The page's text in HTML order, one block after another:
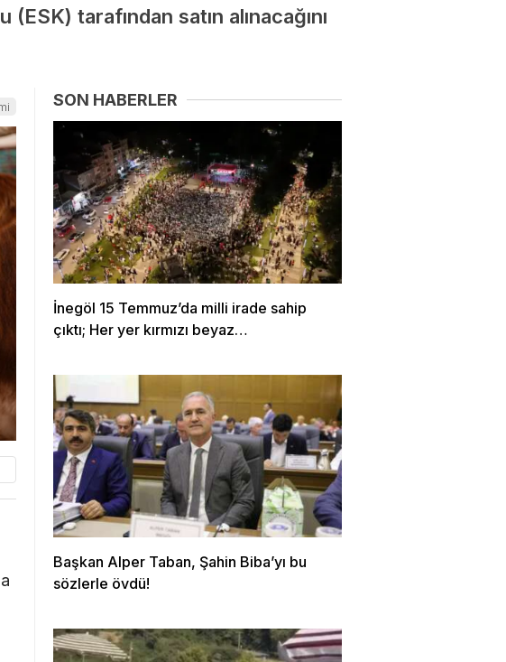
tarafından satın alınacağını
SON HABERLER
İnegöl 15 Temmuz’da milli irade sahip
çıktı; Her yer kırmızı beyaz…
Başkan Alper Taban, Şahin Biba’yı bu
sözlerle övdü!